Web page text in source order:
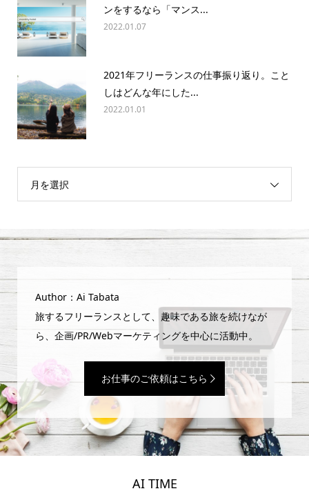
ンをするなら「マンス...
2022.01.07
2021年フリーランスの仕事振り返り。こと
しはどんな年にした...
2022.01.01
月を選択
Author：Ai Tabata
旅するフリーランスとして、趣味である旅を続けなが
ら、企画/PR/Webマーケティングを中心に活動中。
お仕事のご依頼はこちら
AI TIME